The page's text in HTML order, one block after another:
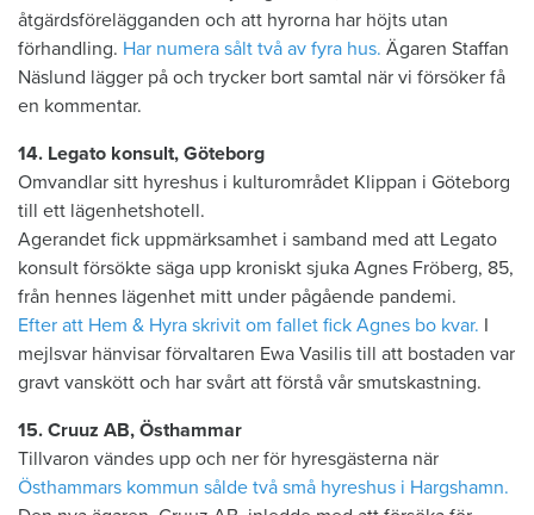
åtgärdsförelägganden och att hyrorna har höjts utan
förhandling. Har numera sålt två av fyra hus. Ägaren Staffan
Näslund lägger på och trycker bort samtal när vi försöker få
en kommentar.
14. Legato konsult, Göteborg
Omvandlar sitt hyreshus i kulturområdet Klippan i Göteborg
till ett lägenhetshotell.
Agerandet fick uppmärksamhet i samband med att Legato
konsult försökte säga upp kroniskt sjuka Agnes Fröberg, 85,
från hennes lägenhet mitt under pågående pandemi.
Efter att Hem & Hyra skrivit om fallet fick Agnes bo kvar. I
mejlsvar hänvisar förvaltaren Ewa Vasilis till att bostaden var
gravt vanskött och har svårt att förstå vår smutskastning.
15. Cruuz AB, Östhammar
Tillvaron vändes upp och ner för hyres­gästerna när
Östhammars kommun sålde två små hyreshus i Hargshamn.